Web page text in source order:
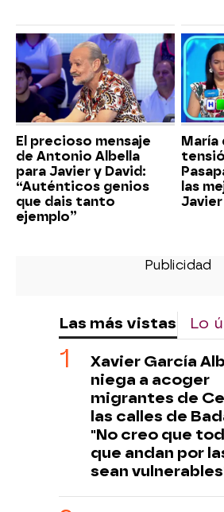
El precioso mensaje
de Antonio Albella
para Javier y David:
“Auténticos genios
que dais tanto
ejemplo”
María
las
Javier
Las más vistas Lo
Xavier García
niega a acoger
migrantes de
las calles de
"No creo que
que andan por
sean